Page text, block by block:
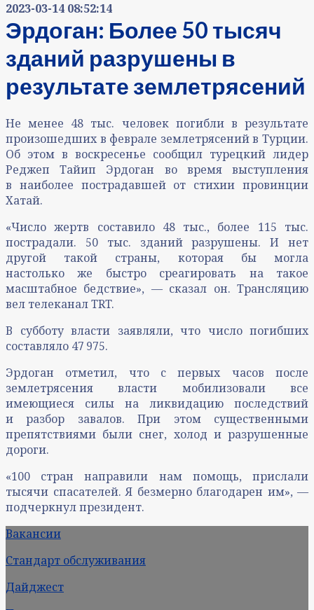
2023-03-14 08:52:14
Эрдоган: Более 50 тысяч
зданий разрушены в
результате землетрясений
Не менее 48 тыс. человек погибли в результате
произошедших в феврале землетрясений в Турции.
Об этом в воскресенье сообщил турецкий лидер
Реджеп Тайип Эрдоган во время выступления
в наиболее пострадавшей от стихии провинции
Хатай.
«Число жертв составило 48 тыс., более 115 тыс.
пострадали. 50 тыс. зданий разрушены. И нет
другой такой страны, которая бы могла
настолько же быстро среагировать на такое
масштабное бедствие», — сказал он. Трансляцию
вел телеканал TRT.
В субботу власти заявляли, что число погибших
составляло 47 975.
Эрдоган отметил, что с первых часов после
землетрясения власти мобилизовали все
имеющиеся силы на ликвидацию последствий
и разбор завалов. При этом существенными
препятствиями были снег, холод и разрушенные
дороги.
«100 стран направили нам помощь, прислали
тысячи спасателей. Я безмерно благодарен им», —
подчеркнул президент.
Вакансии
Стандарт обслуживания
Дайджест